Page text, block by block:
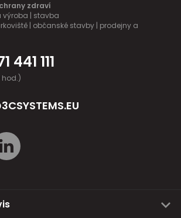
zdraví
výroba | stavba
| občanské stavby | prodejny a
441 111
hod.)